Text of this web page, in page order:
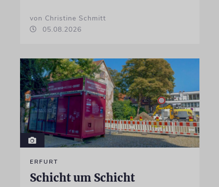
von Christine Schmitt
05.08.2026
ERFURT
Schicht um Schicht